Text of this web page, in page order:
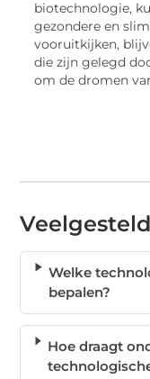
biotechnologie,
gezondere en
vooruitkijken,
die zijn gelegd
om de dromen
Welke
bepalen?
Hoe draagt